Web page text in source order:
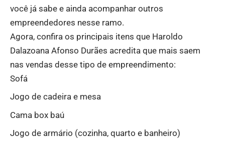
você já sabe e ainda acompanhar outros
empreendedores nesse ramo.
Agora, confira os principais itens que Haroldo
Dalazoana Afonso Durães acredita que mais saem
nas vendas desse tipo de empreendimento:
Sofá
Jogo de cadeira e mesa
Cama box baú
Jogo de armário (cozinha, quarto e banheiro)